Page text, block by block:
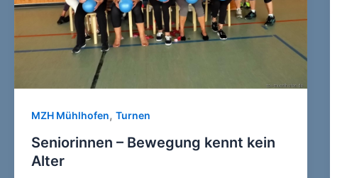
MZH Mühlhofen, Turnen
Seniorinnen – Bewegung kennt kein
Alter